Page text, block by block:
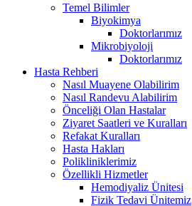
Temel Bilimler
Biyokimya
Doktorlarımız
Mikrobiyoloji
Doktorlarımız
Hasta Rehberi
Nasıl Muayene Olabilirim
Nasıl Randevu Alabilirim
Önceliği Olan Hastalar
Ziyaret Saatleri ve Kuralları
Refakat Kuralları
Hasta Hakları
Polikliniklerimiz
Özellikli Hizmetler
Hemodiyaliz Ünitesi
Fizik Tedavi Ünitemiz